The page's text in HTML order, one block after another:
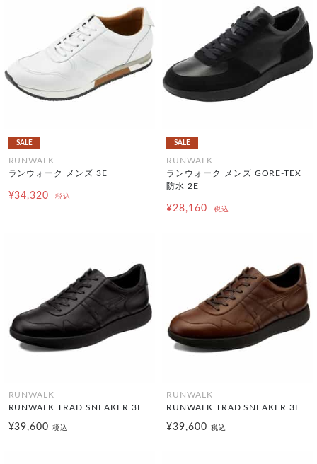
SALE
RUNWALK
ランウォーク メンズ 3E
¥34,320 税込
SALE
RUNWALK
ランウォーク メンズ GORE-TEX
防水 2E
¥28,160 税込
RUNWALK
RUNWALK TRAD SNEAKER 3E
¥39,600税込
RUNWALK
RUNWALK TRAD SNEAKER 3E
¥39,600 税込